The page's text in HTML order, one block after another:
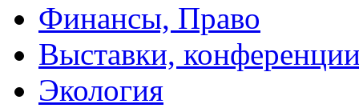
Финансы, Право
Выставки,
Экология